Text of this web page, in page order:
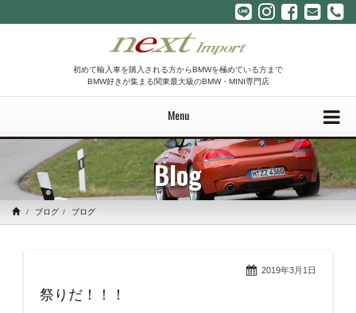
初めて輸入車を購入される方からBMWを極めている方まで
BMW好きが集まる関東最大級のBMW・MINI専門店
Menu
Blog
ブログ ブログ
2019年3月1日
祭りだ！！！